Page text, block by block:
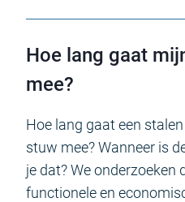
Hoe lang gaat
mee?
Hoe lang gaat een
stuw mee? Wanneer is
je dat? We onderzoeken
functionele en